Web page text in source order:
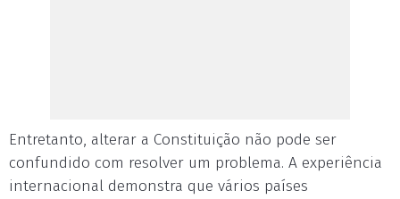
Entretanto, alterar a Constituição não pode ser
confundido com resolver um problema. A experiência
internacional demonstra que vários países